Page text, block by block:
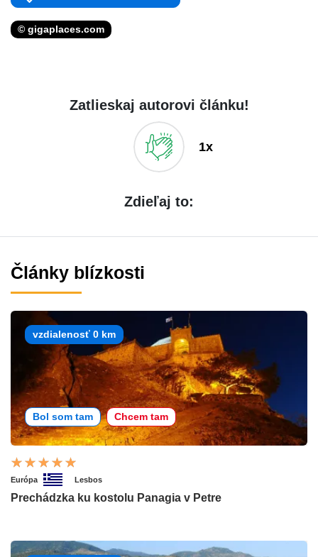
© gigaplaces.com
Zatlieskaj autorovi článku!
1x
Zdieľaj to:
Články blízkosti
vzdialenosť 0 km
Bol som tam Chcem tam
Európa Lesbos
Prechádzka ku kostolu Panagia v Petre